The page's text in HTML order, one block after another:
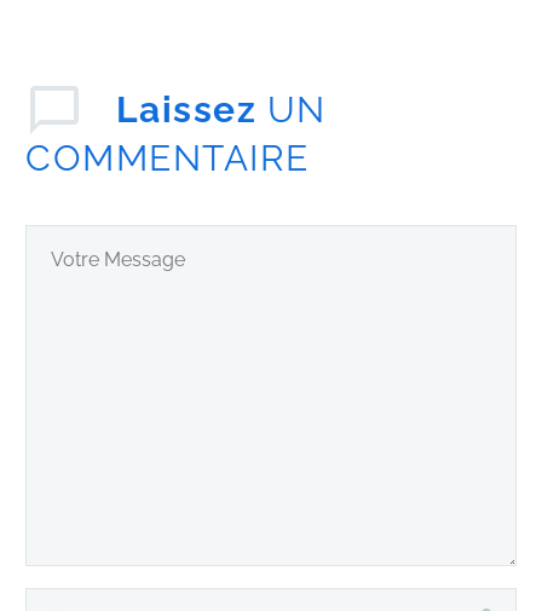
Laissez UN
COMMENTAIRE